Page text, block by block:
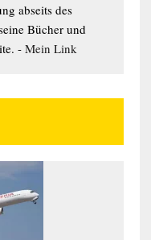
abseits des
Bücher und
-Mein Link